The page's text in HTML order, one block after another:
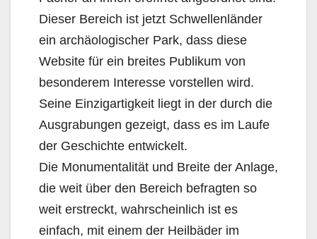
Dieser Bereich ist jetzt Schwellenländer
ein archäologischer Park, dass diese
Website für ein breites Publikum von
besonderem Interesse vorstellen wird.
Seine Einzigartigkeit liegt in der durch die
Ausgrabungen gezeigt, dass es im Laufe
der Geschichte entwickelt.
Die Monumentalität und Breite der Anlage,
die weit über den Bereich befragten so
weit erstreckt, wahrscheinlich ist es
einfach, mit einem der Heilbäder im